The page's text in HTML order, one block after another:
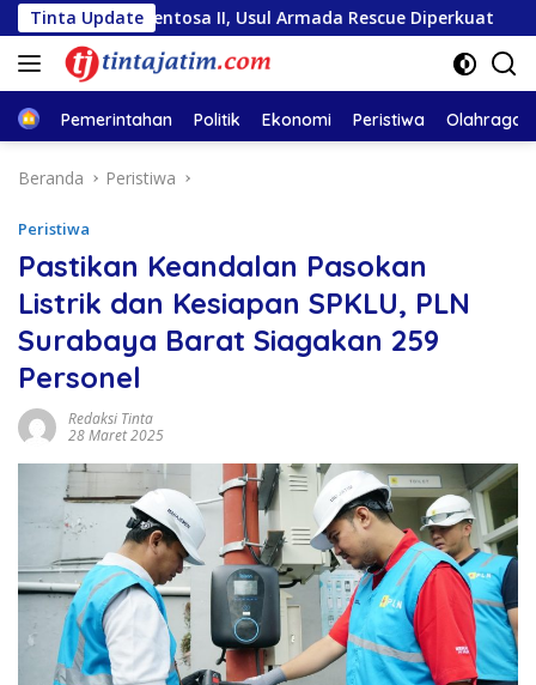
Langsung
ke
konten
Tinta Update
Sentosa II, Usul Armada Rescue Diperkuat
HomePemerintahan Politik Ekonomi Peristiwa Olahraga
Beranda Peristiwa
Peristiwa
Pastikan Keandalan Pasokan
Listrik dan Kesiapan SPKLU, PLN
Surabaya Barat Siagakan 259
Personel
Redaksi Tinta
28 Maret 2025